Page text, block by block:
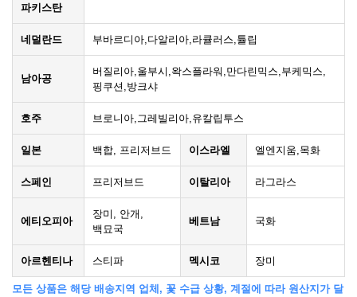
파키스탄
네덜란드 부바르디아,다알리아,라큘러스,튤립
남아공
버질리아,울부시,왁스플라워,만다린믹스,부케믹스,
핑쿠션,방크샤
호주 브로니아,그레빌리아,유칼립투스
일본 백합, 프리저브드 이스라엘 엘엔지움,목화
스페인 프리저브드 이탈리아 라그라스
에티오피아
장미, 안개,
백묘국
베트남 국화
아르헨티나 스티파 멕시코 장미
모든 상품은 해당 배송지역 업체, 꽃 수급 상황, 계절에 따라 원산지가 달